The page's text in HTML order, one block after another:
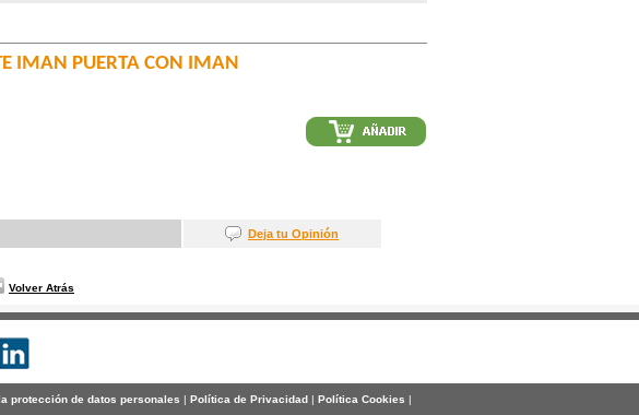
IMAN PUERTA CON IMAN
Deja tu Opinión
Volver Atrás
protección de datos personales | Política de Privacidad| Política Cookies |